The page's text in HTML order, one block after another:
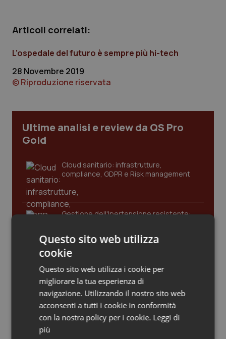
Campania
Emilia-Romagna
Friuli Venezia Giulia
Lazio
Liguria
Lombardia
Marche
Molise
Piemonte
Provincia Autonoma di Bolzano
Provincia Autonoma di Trento
Puglia
Car-T
Colesterolo & coronaropatie
Dermatite Atopica
Diabete & glucometri
Disturbi dell’umore
Dolore
Donna & Salute
Epatiti
HIV
Infezioni & Febbre
Ipertensione & Scompenso
Malattie rare
Articoli correlati:
L’ospedale del futuro è sempre più hi-tech
28 Novembre 2019
© Riproduzione riservata
Ultime analisi e review da QS Pro
Gold
Cloud sanitario: infrastrutture,
compliance, GDPR e Risk management
Gestione dell'Ipertensione resistente:
modelli di responsabilità e autonomia
Leadership Medica 2026: guidare team
clinici ad alte prestazioni
Questo sito web utilizza
cookie
Questo sito web utilizza i cookie per
migliorare la tua esperienza di
navigazione. Utilizzando il nostro sito web
acconsenti a tutti i cookie in conformità
con la nostra policy per i cookie. Leggi di
più